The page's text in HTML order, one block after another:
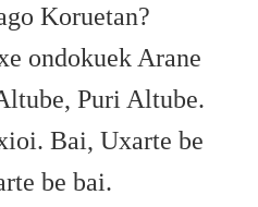
Koruetan?
ondokuek Arane
Puri Altube.
Bai, Uxarte be
be bai.